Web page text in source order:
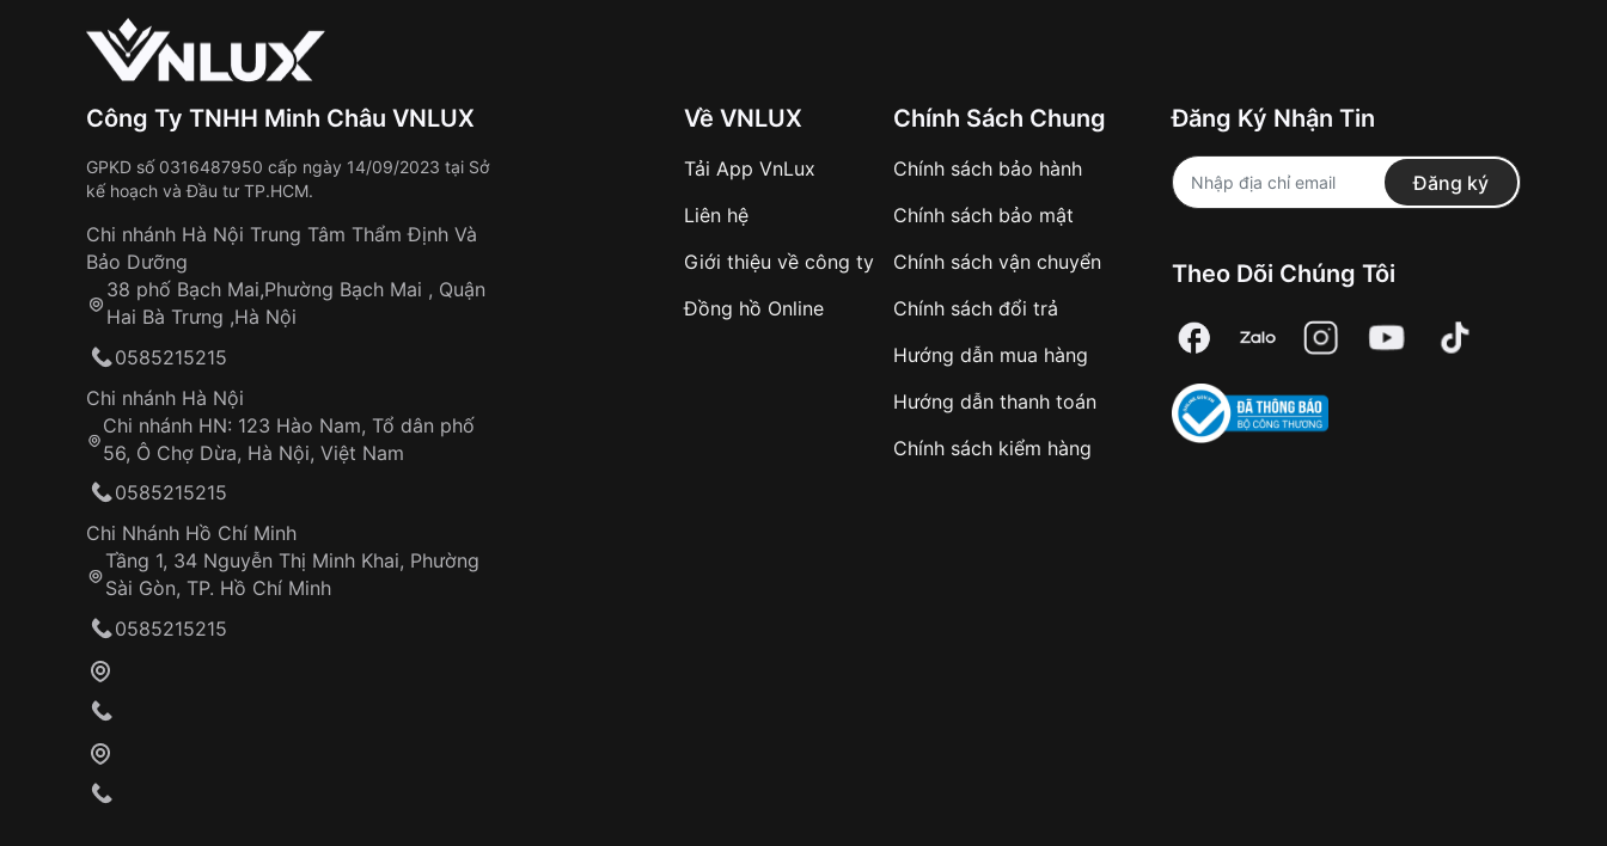
Công Ty TNHH Minh Châu VNLUX
GPKD số 0316487950 cấp ngày 14/09/2023 tại Sở
kế hoạch và Đầu tư TP.HCM.
Chi nhánh Hà Nội Trung Tâm Thẩm Định Và
Bảo Dưỡng
38 phố Bạch Mai,Phường Bạch Mai , Quận
Hai Bà Trưng ,Hà Nội
0585215215
Chi nhánh Hà Nội
Chi nhánh HN: 123 Hào Nam, Tổ dân phố
56, Ô Chợ Dừa, Hà Nội, Việt Nam
0585215215
Chi Nhánh Hồ Chí Minh
Tầng 1, 34 Nguyễn Thị Minh Khai, Phường
Sài Gòn, TP. Hồ Chí Minh
0585215215
Về VNLUX
Tải App VnLux
Liên hệ
Giới thiệu về công ty
Đồng hồ Online
Chính Sách Chung
Chính sách bảo hành
Chính sách bảo mật
Chính sách vận chuyển
Chính sách đổi trả
Hướng dẫn mua hàng
Hướng dẫn thanh toán
Chính sách kiểm hàng
Đăng Ký Nhận Tin
Đăng ký
Theo Dõi Chúng Tôi